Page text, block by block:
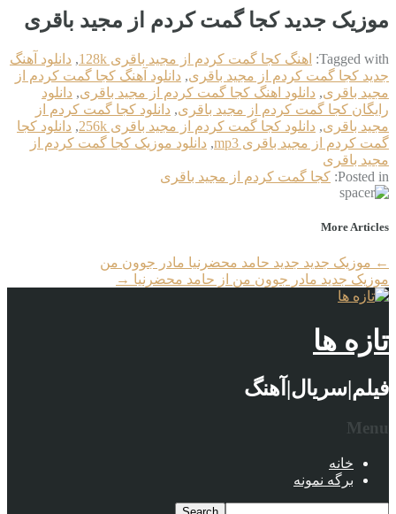
موزیک جدید کجا گمت کردم از مجید باقری
Tagged with: اهنگ کجا گمت کردم از مجید باقری 128k , دانلود آهنگ
جدید کجا گمت کردم از مجید باقری, دانلود آهنگ کجا گمت کردم از
مجید باقری, دانلود اهنگ کجا گمت کردم از مجید باقری, دانلود
رایگان کجا گمت کردم از مجید باقری, دانلود کجا گمت کردم از
مجید باقری, دانلود کجا گمت کردم از مجید باقری 256k , دانلود کجا
گمت کردم از مجید باقری mp3
, دانلود موزیک کجا گمت کردم از
مجید باقری
Posted in: کجا گمت کردم از مجید باقری
More Articles
← موزیک جدید جديد حامد محضرنیا مادر جوون من
موزیک جدید مادر جوون من از حامد محضرنیا →
تازه ها
فیلم|سریال|آهنگ
Menu
خانه
برگه نمونه